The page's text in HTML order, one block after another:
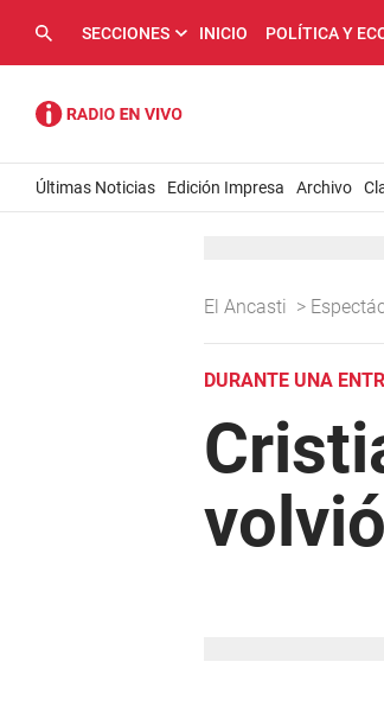
SECCIONES INICIO POLÍTICA Y
Últimas Noticias Edición Impresa Archivo
El Ancasti >
DURANTE UNA